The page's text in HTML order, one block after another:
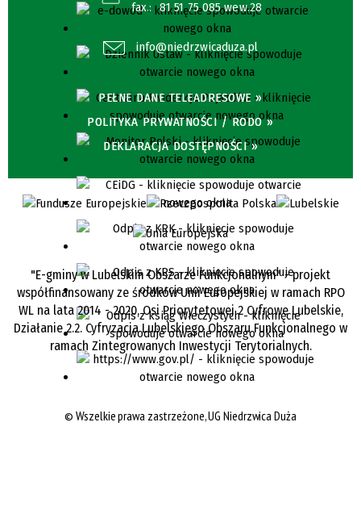
fax.:
81 51 75 085 wew.28
info@niedrzwicaduza.pl
PEŁNE DANE TELEADRESOWE »
POLITYKA PRYWATNOŚCI / RODO »
DEKLARACJA DOSTĘPNOŚCI »
"E-gminy w Lubelskim Obszarze Funkcjonalnym" - projekt
współfinansowany ze środków Unii Europejskiej w ramach RPO
WL na lata 2014 - 2020, Osi Priorytetowej 2 Cyfrowe Lubelskie,
Działanie 2.2. Cyfryzacja Lubelskiego Obszaru Funkcjonalnego w
ramach Zintegrowanych Inwestycji Terytorialnych.
©Wszelkie prawa zastrzeżone, UG Niedrzwica Duża